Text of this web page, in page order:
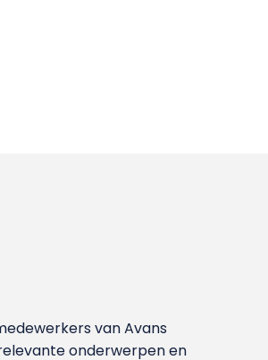
van Avans
onderwerpen en